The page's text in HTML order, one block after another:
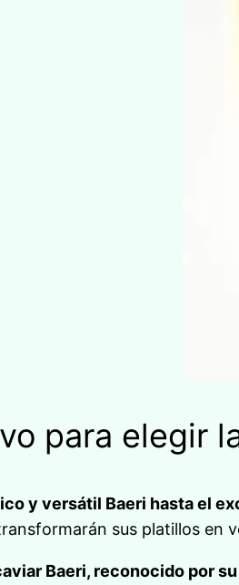
para elegir
y versátil Baeri hasta el
sus platillos en
Baeri, reconocido por